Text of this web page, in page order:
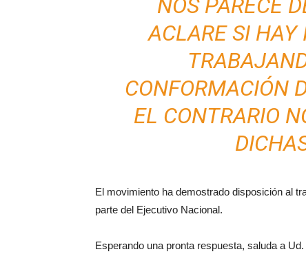
NOS PARECE
ACLARE SI HAY
CONFORMACIÓN
EL CONTRARIO
El movimiento ha demostrado disposición al
parte del Ejecutivo Nacional.
Esperando una pronta respuesta, saluda a Ud.